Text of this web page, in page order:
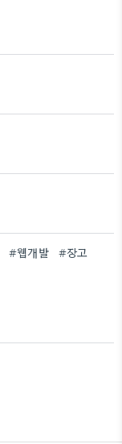
#웹개발
#장고